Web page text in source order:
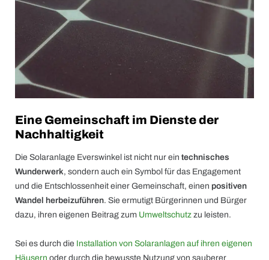
Eine Gemeinschaft im Dienste der
Nachhaltigkeit
Die Solaranlage Everswinkel ist nicht nur ein technisches
Wunderwerk, sondern auch ein Symbol für das Engagement
und die Entschlossenheit einer Gemeinschaft, einen positiven
Wandel herbeizuführen. Sie ermutigt Bürgerinnen und Bürger
dazu, ihren eigenen Beitrag zum Umweltschutz zu leisten.
Sei es durch die Installation von Solaranlagen auf ihren eigenen
Häusern oder durch die bewusste Nutzung von sauberer